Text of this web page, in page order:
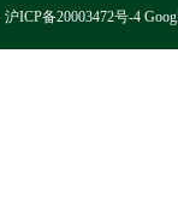
沪ICP备20003472号-4